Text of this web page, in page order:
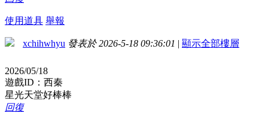
使用道具 舉報
xchihwhyu 發表於 2026-5-18 09:36:01 | 顯示全部樓層
2026/05/18
遊戲ID：西秦
星光天堂好棒棒
回復